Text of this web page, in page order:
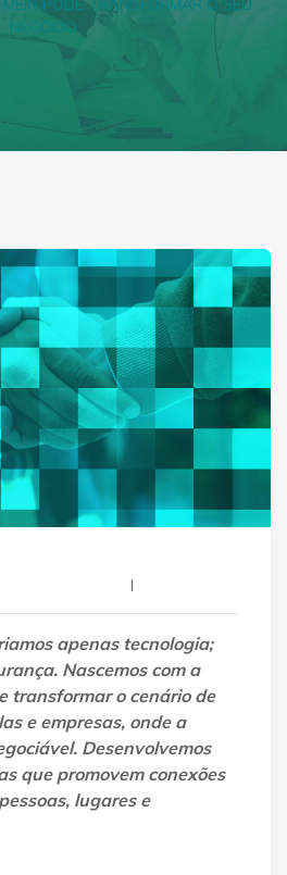
PODE TRANSFORMAR O SEU
NEGÓCIO
apenas tecnologia;
. Nascemos com a
transformar o cenário de
e empresas, onde a
. Desenvolvemos
que promovem conexões
lugares e